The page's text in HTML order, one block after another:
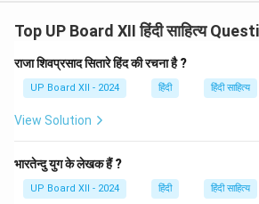
Top UP Board XII हिंदी साहित्य
राजा शिवप्रसाद सितारे हिंद की रचना है ?
UP Board XII - 2024 हिंदी हिंदी साहित्य
View Solution
भारतेन्दु युग के लेखक हैं ?
UP Board XII - 2024 हिंदी हिंदी साहित्य